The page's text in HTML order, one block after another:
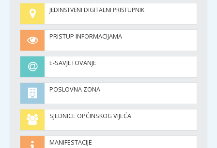
JEDINSTVENI DIGITALNI PRISTUPNIK
PRISTUP INFORMACIJAMA
E-SAVJETOVANJE
POSLOVNA ZONA
SJEDNICE OPĆINSKOG VIJEĆA
MANIFESTACIJE